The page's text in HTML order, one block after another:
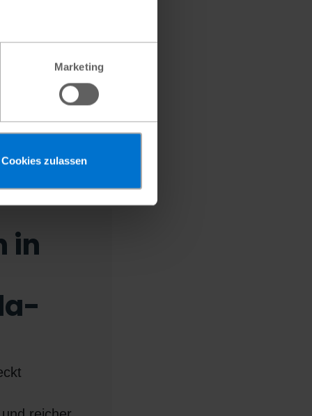
Marketing
Cookies zulassen
Semester
daher vor, in
Abschluss in
in